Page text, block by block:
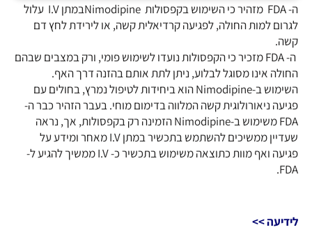
ה- FDA מזהיר כי השימוש בקפסולות Nimodipineבמתן I.V עלול
לגרום למות החולה, לפגיעה קרדיאלית קשה, או לירידת לחץ דם
קשה.
ה- FDA מזכיר כי הקפסולות נועדו לשימוש פומי, ורק במצבים שבהם
החולה אינו מסוגל לבלוע, ניתן לתת אותם בהזנה דרך האף.
השימוש ב-Nimodipine הוא ביחידות לטיפול נמרץ, בחולים עם
פגיעה ניאורולוגית קשה המלווה בדימום מוחי. בעבר הזהיר כבר ה-
FDA משימוש ב-Nimodipine הזמינה רק בקפסולות, אך, נראה
שעדיין ממשיכים להשתמש בתכשיר במתן I.V מאחר ומידע על
פגיעה ואף מוות כתוצאה משימוש בתכשיר כ- I.V ממשיך להגיע ל-
FDA.
לידיעה >>